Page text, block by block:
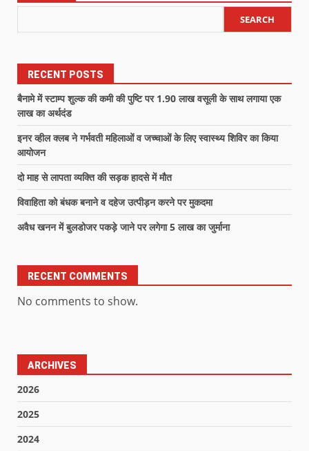
SEARCH
RECENT POSTS
बैनामे में स्टाम्प शुल्क की कमी की पुष्टि पर 1.90 लाख वसूली के साथ लगाया एक
लाख का अर्थदंड
इनर व्हील क्लब ने गर्भवती महिलाओं व जच्चाओं के लिए स्वास्थ्य शिविर का किया
आयोजन
दो माह से लापता व्यक्ति की सड़क हादसे में मौत
विवाहिता को बंधक बनाने व दहेज उत्पीड़न करने पर मुकदमा
अवैध खनन में बुलडोजर पकड़े जाने पर लगेगा 5 लाख का जुर्माना
RECENT COMMENTS
No comments to show.
ARCHIVES
2026
2025
2024